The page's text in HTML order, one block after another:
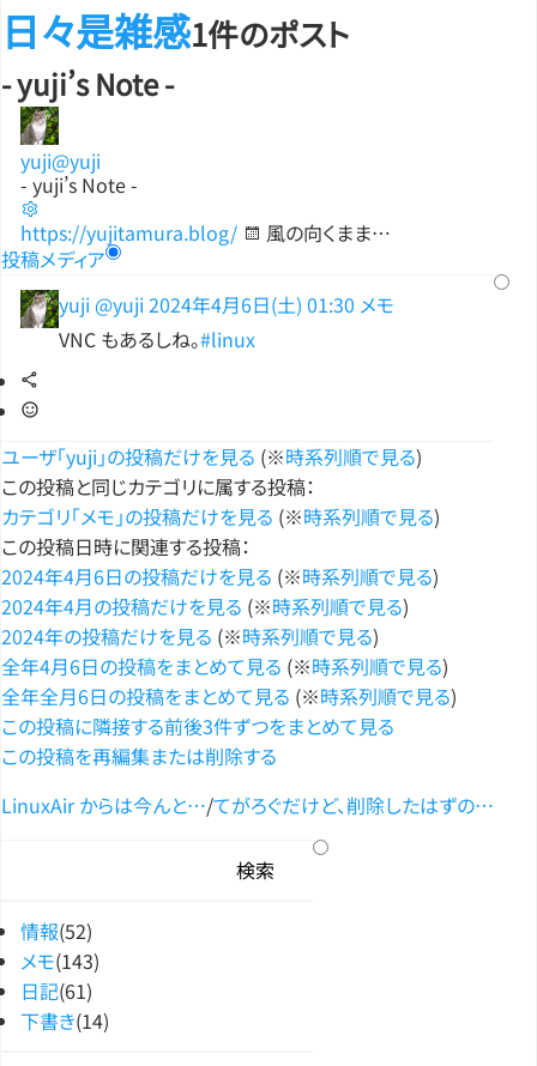
日々是雑感1件のポスト
- yuji’s Note -
yuji@yuji
- yuji’s Note -
https://yujitamura.blog/
風の向くまま…
投稿メディア
yuji @yuji2024年4月6日(土) 01:30 メモ
VNC もあるしね。#linux
ユーザ「yuji」の投稿だけを見る (※時系列順で見る)
この投稿と同じカテゴリに属する投稿：
カテゴリ「メモ」の投稿だけを見る (※時系列順で見る)
この投稿日時に関連する投稿：
2024年4月6日の投稿だけを見る (※時系列順で見る)
2024年4月の投稿だけを見る (※時系列順で見る)
2024年の投稿だけを見る (※時系列順で見る)
全年4月6日の投稿をまとめて見る (※時系列順で見る)
全年全月6日の投稿をまとめて見る (※時系列順で見る)
この投稿に隣接する前後3件ずつをまとめて見る
この投稿を再編集または削除する
LinuxAir からは今んと…/てがろぐだけど、削除したはずの…
情報(52)
メモ(143)
日記(61)
下書き(14)